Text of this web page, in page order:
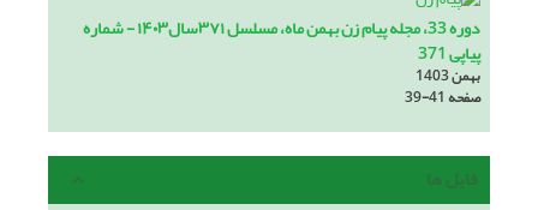
دوره 33، مجله پیام زن بهمن ماه، مسلسل ۳۷۱سال۱۴۰۳ - شماره
پیاپی 371
بهمن 1403
صفحه39-41
فایل ها